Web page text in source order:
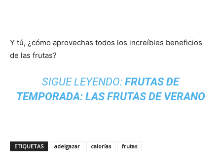
Y tú, ¿cómo aprovechas todos los increíbles beneficios
de las frutas?
SIGUE LEYENDO: FRUTAS DE
TEMPORADA: LAS FRUTAS DE VERANO
ETIQUETAS adelgazar calorías frutas